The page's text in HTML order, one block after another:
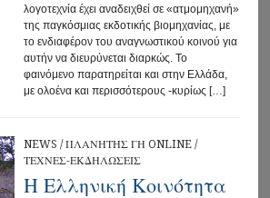
λογοτεχνία έχει αναδειχθεί σε «ατμομηχανή»
της παγκόσμιας εκδοτικής βιομηχανίας, με
το ενδιαφέρον του αναγνωστικού κοινού για
αυτήν να διευρύνεται διαρκώς. Το
φαινόμενο παρατηρείται και στην Ελλάδα,
με ολοένα και περισσότερους -κυρίως […]
NEWS /ΠΛΑΝΗΤΗΣ ΓΗ ONLINE/
ΤΕΧΝΕΣ-ΕΚΔΗΛΩΣΕΙΣ
Η Ελληνική Κοινότητα